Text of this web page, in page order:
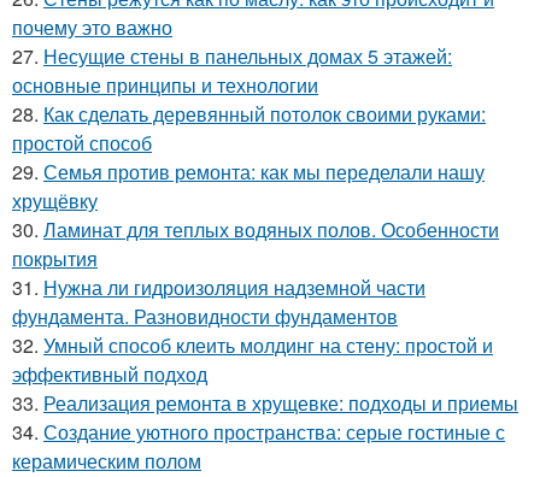
почему это важно
27. Несущие стены в панельных домах 5 этажей:
основные принципы и технологии
28. Как сделать деревянный потолок своими руками:
простой способ
29. Семья против ремонта: как мы переделали нашу
хрущёвку
30. Ламинат для теплых водяных полов. Особенности
покрытия
31. Нужна ли гидроизоляция надземной части
фундамента. Разновидности фундаментов
32. Умный способ клеить молдинг на стену: простой и
эффективный подход
33. Реализация ремонта в хрущевке: подходы и приемы
34. Создание уютного пространства: серые гостиные с
керамическим полом